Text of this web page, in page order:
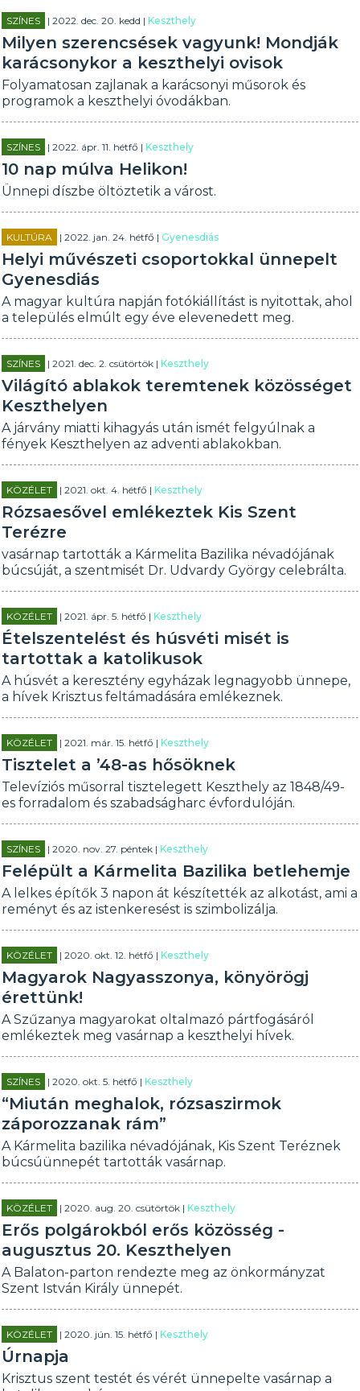
SZÍNES | 2022. dec. 20. kedd |Keszthely
Milyen szerencsések vagyunk! Mondják
karácsonykor a keszthelyi ovisok
Folyamatosan zajlanak a karácsonyi műsorok és
programok a keszthelyi óvodákban.
SZÍNES | 2022. ápr. 11. hétfő |Keszthely
10 nap múlva Helikon!
Ünnepi díszbe öltöztetik a várost.
KULTÚRA | 2022. jan. 24. hétfő |Gyenesdiás
Helyi művészeti csoportokkal ünnepelt
Gyenesdiás
A magyar kultúra napján fotókiállítást is nyitottak, ahol
a település elmúlt egy éve elevenedett meg.
SZÍNES | 2021. dec. 2. csütörtök |Keszthely
Világító ablakok teremtenek közösséget
Keszthelyen
A járvány miatti kihagyás után ismét felgyúlnak a
fények Keszthelyen az adventi ablakokban.
KÖZÉLET | 2021. okt. 4. hétfő |Keszthely
Rózsaesővel emlékeztek Kis Szent
Terézre
vasárnap tartották a Kármelita Bazilika névadójának
búcsúját, a szentmisét Dr. Udvardy György celebrálta.
KÖZÉLET | 2021. ápr. 5. hétfő |Keszthely
Ételszentelést és húsvéti misét is
tartottak a katolikusok
A húsvét a keresztény egyházak legnagyobb ünnepe,
a hívek Krisztus feltámadására emlékeznek.
KÖZÉLET | 2021. már. 15. hétfő |Keszthely
Tisztelet a ’48-as hősöknek
Televíziós műsorral tisztelegett Keszthely az 1848/49-
es forradalom és szabadságharc évfordulóján.
SZÍNES | 2020. nov. 27. péntek |Keszthely
Felépült a Kármelita Bazilika betlehemje
A lelkes építők 3 napon át készítették az alkotást, ami a
reményt és az istenkeresést is szimbolizálja.
KÖZÉLET | 2020. okt. 12. hétfő |Keszthely
Magyarok Nagyasszonya, könyörögj
érettünk!
A Szűzanya magyarokat oltalmazó pártfogásáról
emlékeztek meg vasárnap a keszthelyi hívek.
SZÍNES | 2020. okt. 5. hétfő |Keszthely
“Miután meghalok, rózsaszirmok
záporozzanak rám”
A Kármelita bazilika névadójának, Kis Szent Teréznek
búcsúünnepét tartották vasárnap.
KÖZÉLET | 2020. aug. 20. csütörtök |Keszthely
Erős polgárokból erős közösség -
augusztus 20. Keszthelyen
A Balaton-parton rendezte meg az önkormányzat
Szent István Király ünnepét.
KÖZÉLET | 2020. jún. 15. hétfő |Keszthely
Úrnapja
Krisztus szent testét és vérét ünnepelte vasárnap a